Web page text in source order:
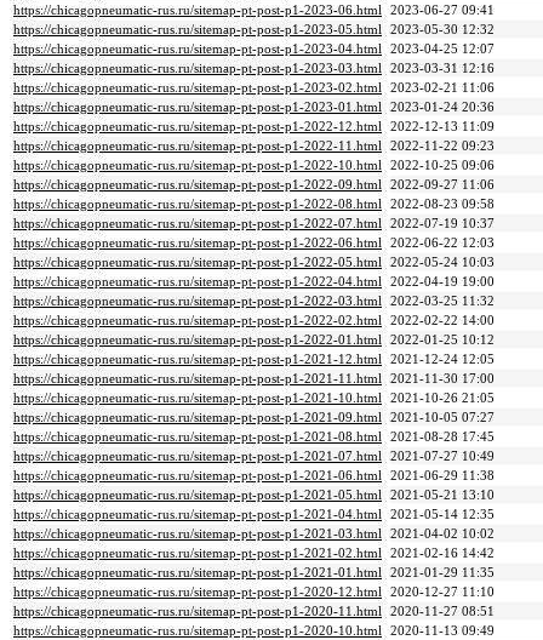
https://chicagopneumatic-rus.ru/sitemap-pt-post-p1-2023-06.html 2023-06-27 09:41
https://chicagopneumatic-rus.ru/sitemap-pt-post-p1-2023-05.html 2023-05-30 12:32
https://chicagopneumatic-rus.ru/sitemap-pt-post-p1-2023-04.html 2023-04-25 12:07
https://chicagopneumatic-rus.ru/sitemap-pt-post-p1-2023-03.html 2023-03-31 12:16
https://chicagopneumatic-rus.ru/sitemap-pt-post-p1-2023-02.html 2023-02-21 11:06
https://chicagopneumatic-rus.ru/sitemap-pt-post-p1-2023-01.html 2023-01-24 20:36
https://chicagopneumatic-rus.ru/sitemap-pt-post-p1-2022-12.html 2022-12-13 11:09
https://chicagopneumatic-rus.ru/sitemap-pt-post-p1-2022-11.html 2022-11-22 09:23
https://chicagopneumatic-rus.ru/sitemap-pt-post-p1-2022-10.html 2022-10-25 09:06
https://chicagopneumatic-rus.ru/sitemap-pt-post-p1-2022-09.html 2022-09-27 11:06
https://chicagopneumatic-rus.ru/sitemap-pt-post-p1-2022-08.html 2022-08-23 09:58
https://chicagopneumatic-rus.ru/sitemap-pt-post-p1-2022-07.html 2022-07-19 10:37
https://chicagopneumatic-rus.ru/sitemap-pt-post-p1-2022-06.html 2022-06-22 12:03
https://chicagopneumatic-rus.ru/sitemap-pt-post-p1-2022-05.html 2022-05-24 10:03
https://chicagopneumatic-rus.ru/sitemap-pt-post-p1-2022-04.html 2022-04-19 19:00
https://chicagopneumatic-rus.ru/sitemap-pt-post-p1-2022-03.html 2022-03-25 11:32
https://chicagopneumatic-rus.ru/sitemap-pt-post-p1-2022-02.html 2022-02-22 14:00
https://chicagopneumatic-rus.ru/sitemap-pt-post-p1-2022-01.html 2022-01-25 10:12
https://chicagopneumatic-rus.ru/sitemap-pt-post-p1-2021-12.html 2021-12-24 12:05
https://chicagopneumatic-rus.ru/sitemap-pt-post-p1-2021-11.html 2021-11-30 17:00
https://chicagopneumatic-rus.ru/sitemap-pt-post-p1-2021-10.html 2021-10-26 21:05
https://chicagopneumatic-rus.ru/sitemap-pt-post-p1-2021-09.html 2021-10-05 07:27
https://chicagopneumatic-rus.ru/sitemap-pt-post-p1-2021-08.html 2021-08-28 17:45
https://chicagopneumatic-rus.ru/sitemap-pt-post-p1-2021-07.html 2021-07-27 10:49
https://chicagopneumatic-rus.ru/sitemap-pt-post-p1-2021-06.html 2021-06-29 11:38
https://chicagopneumatic-rus.ru/sitemap-pt-post-p1-2021-05.html 2021-05-21 13:10
https://chicagopneumatic-rus.ru/sitemap-pt-post-p1-2021-04.html 2021-05-14 12:35
https://chicagopneumatic-rus.ru/sitemap-pt-post-p1-2021-03.html 2021-04-02 10:02
https://chicagopneumatic-rus.ru/sitemap-pt-post-p1-2021-02.html 2021-02-16 14:42
https://chicagopneumatic-rus.ru/sitemap-pt-post-p1-2021-01.html 2021-01-29 11:35
https://chicagopneumatic-rus.ru/sitemap-pt-post-p1-2020-12.html 2020-12-27 11:10
https://chicagopneumatic-rus.ru/sitemap-pt-post-p1-2020-11.html 2020-11-27 08:51
https://chicagopneumatic-rus.ru/sitemap-pt-post-p1-2020-10.html 2020-11-13 09:49